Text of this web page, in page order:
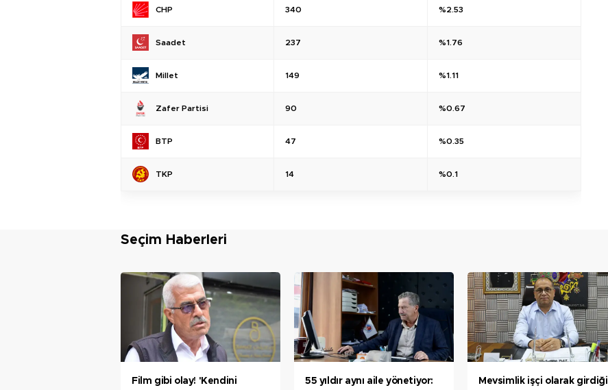
CHP 340 %2.53
Saadet 237 %1.76
Millet 149 %1.11
Zafer Partisi 90 %0.67
BTP 47 %0.35
TKP 14 %0.1
Seçim Haberleri
Film gibi olay! 'Kendini
55 yıldır aynı aile yönetiyor:
Mevsimlik işçi olarak girdiği